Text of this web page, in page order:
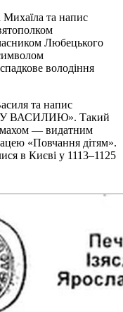
Михаїла та напис
Любецького
володіння
та напис
ВАСИЛИЮ». Такий
— видатним
«Повчання дітям».
в Києві у 1113–1125